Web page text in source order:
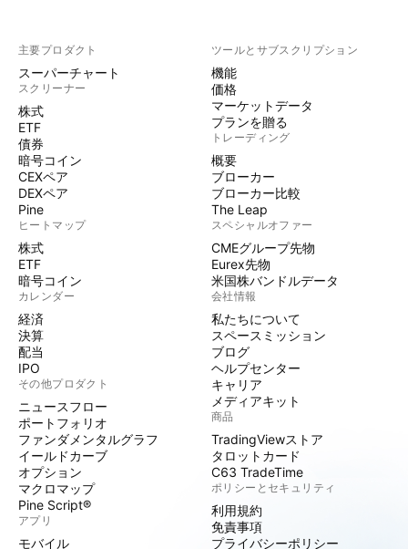
主要プロダクト
スーパーチャート
スクリーナー
株式
ETF
債券
暗号コイン
CEXペア
DEXペア
Pine
ヒートマップ
株式
ETF
暗号コイン
カレンダー
経済
決算
配当
IPO
その他プロダクト
ニュースフロー
ポートフォリオ
ファンダメンタルグラフ
イールドカーブ
オプション
マクロマップ
Pine Script®
アプリ
モバイル
ツールとサブスクリプション
機能
価格
マーケットデータ
プランを贈る
トレーディング
概要
ブローカー
ブローカー比較
The Leap
スペシャルオファー
CMEグループ先物
Eurex先物
米国株バンドルデータ
会社情報
私たちについて
スペースミッション
ブログ
ヘルプセンター
キャリア
メディアキット
商品
TradingViewストア
タロットカード
C63 TradeTime
ポリシーとセキュリティ
利用規約
免責事項
プライバシーポリシー